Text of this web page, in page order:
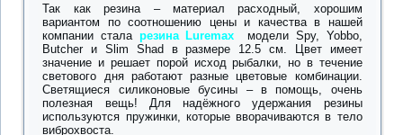
Так как резина – материал расходный, хорошим
вариантом по соотношению цены и качества в нашей
компании стала резина Luremax модели Spy, Yobbo,
Butcher и Slim Shad в размере 12.5 см. Цвет имеет
значение и решает порой исход рыбалки, но в течение
светового дня работают разные цветовые комбинации.
Светящиеся силиконовые бусины – в помощь, очень
полезная вещь! Для надёжного удержания резины
используются пружинки, которые вворачиваются в тело
виброхвоста.